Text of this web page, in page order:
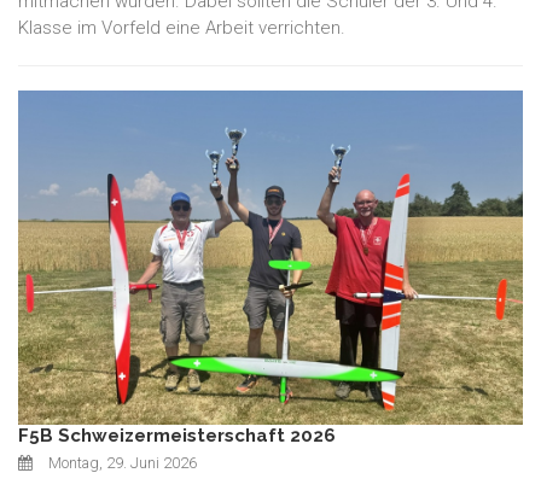
Klasse im Vorfeld eine Arbeit verrichten.
F5B Schweizermeisterschaft 2026
Montag, 29. Juni 2026